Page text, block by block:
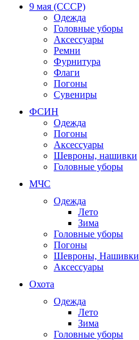
9 мая (СССР)
Одежда
Головные уборы
Аксессуары
Ремни
Фурнитура
Флаги
Погоны
Сувениры
ФСИН
Одежда
Погоны
Аксессуары
Шевроны, нашивки
Головные уборы
МЧС
Одежда
Лето
Зима
Головные уборы
Погоны
Шевроны, Нашивки
Аксессуары
Охота
Одежда
Лето
Зима
Головные уборы